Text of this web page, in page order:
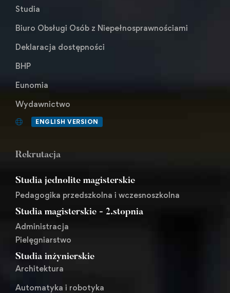
Studia
Biuro Obsługi Osób z Niepełnosprawnościami
Deklaracja dostępności
BHP
Eunomia
Wydawnictwo
ENGLISH VERSION
Rekrutacja
Studia jednolite magisterskie
Pedagogika przedszkolna i wczesnoszkolna
Studia magisterskie - 2.stopnia
Administracja
Pielęgniarstwo
Studia inżynierskie
Architektura
Automatyka i robotyka